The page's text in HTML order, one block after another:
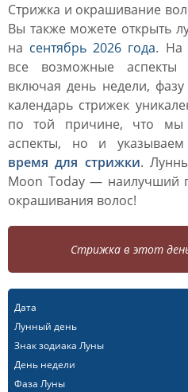
Стрижка и окрашивание
Вы также можете открыть
на сентябрь 2026 года. На
все возможные аспекты
включая день недели,
календарь стрижек
по той причине, что мы
аспекты, но и
время для стрижки.
Moon Today — наилучший
окрашивания волос!
Стрижка в этот
Дата
Лунный день
Знак зодиака Луны
День недели
Фаза Луны